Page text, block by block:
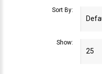
Sort By:
Show: